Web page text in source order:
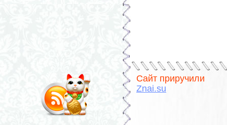
Сайт приручили
Znai.su